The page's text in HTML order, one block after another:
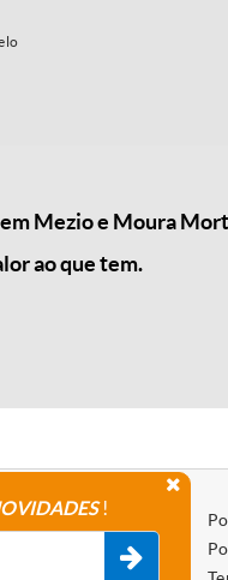
Mezio e Moura
ao que tem.
!